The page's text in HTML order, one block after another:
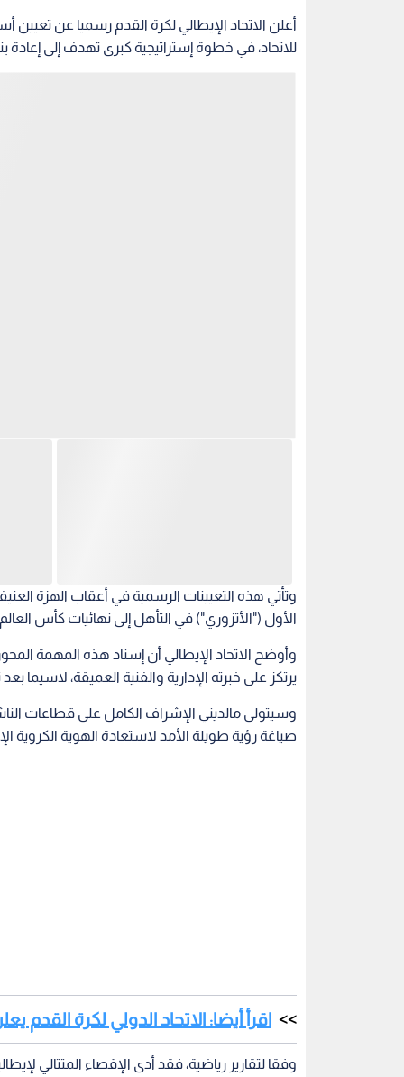
أعلن الاتحاد الإيطالي لكرة القدم رسميا عن تعيين
للاتحاد، في خطوة إستراتيجية كبرى تهدف إلى إعادة
وتأتي هذه التعيينات الرسمية في أعقاب الهزة
الأول ("الأتزوري") في التأهل إلى نهائيات كأس العالم (منديال 2026) للمرة
وأوضح الاتحاد الإيطالي أن إسناد هذه المهمة
يرتكز على خبرته الإدارية والفنية العميقة، لاسيما
وسيتولى مالديني الإشراف الكامل على قطاعات
صياغة رؤية طويلة الأمد لاستعادة الهوية الكروية
اقرأ أيضا: الاتحاد الدولي لكرة القدم
وفقا لتقارير رياضية، فقد أدى الإقصاء المتتالي